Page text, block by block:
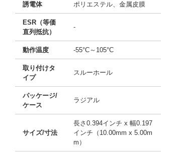
誘電体 ポリエステル、金属皮膜
ESR（等価
直列抵抗）
-
動作温度 -55°C～105°C
取り付けタ
イプ
スルーホール
パッケージ/
ケース
ラジアル
サイズ/寸法
長さ0.394インチ x 幅0.197
インチ（10.00mm x 5.00m
m）